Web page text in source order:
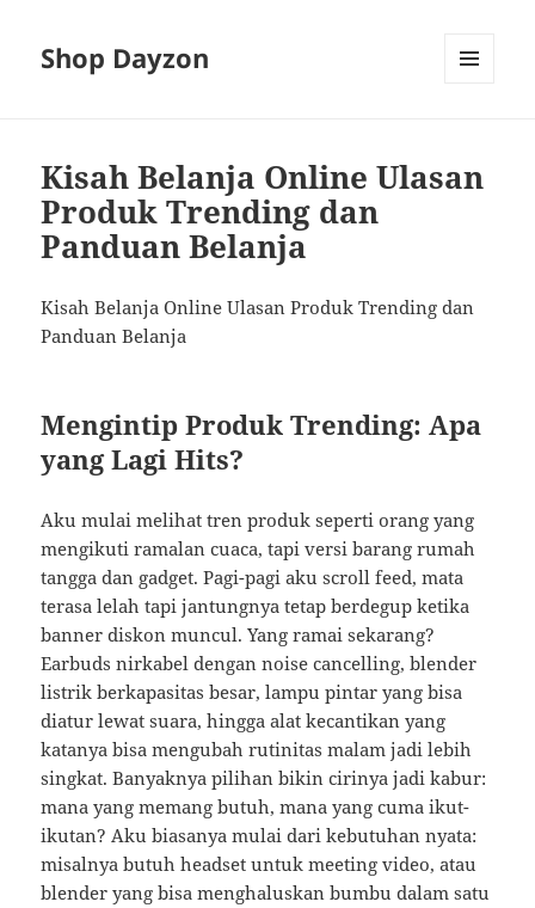
Shop Dayzon
Kisah Belanja Online Ulasan
Produk Trending dan
Panduan Belanja
Kisah Belanja Online Ulasan Produk Trending dan
Panduan Belanja
Mengintip Produk Trending: Apa
yang Lagi Hits?
Aku mulai melihat tren produk seperti orang yang
mengikuti ramalan cuaca, tapi versi barang rumah
tangga dan gadget. Pagi-pagi aku scroll feed, mata
terasa lelah tapi jantungnya tetap berdegup ketika
banner diskon muncul. Yang ramai sekarang?
Earbuds nirkabel dengan noise cancelling, blender
listrik berkapasitas besar, lampu pintar yang bisa
diatur lewat suara, hingga alat kecantikan yang
katanya bisa mengubah rutinitas malam jadi lebih
singkat. Banyaknya pilihan bikin cirinya jadi kabur:
mana yang memang butuh, mana yang cuma ikut-
ikutan? Aku biasanya mulai dari kebutuhan nyata:
misalnya butuh headset untuk meeting video, atau
blender yang bisa menghaluskan bumbu dalam satu